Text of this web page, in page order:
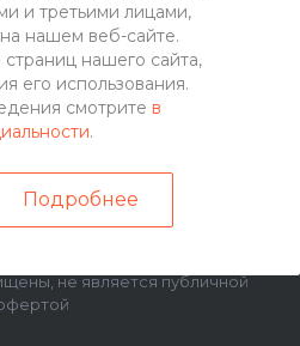
и третьими лицами,
нашем веб-сайте.
нашего сайта,
его использования.
смотрите в
.
Подробнее
ул. 7-я Парковая, 24
не является публичной